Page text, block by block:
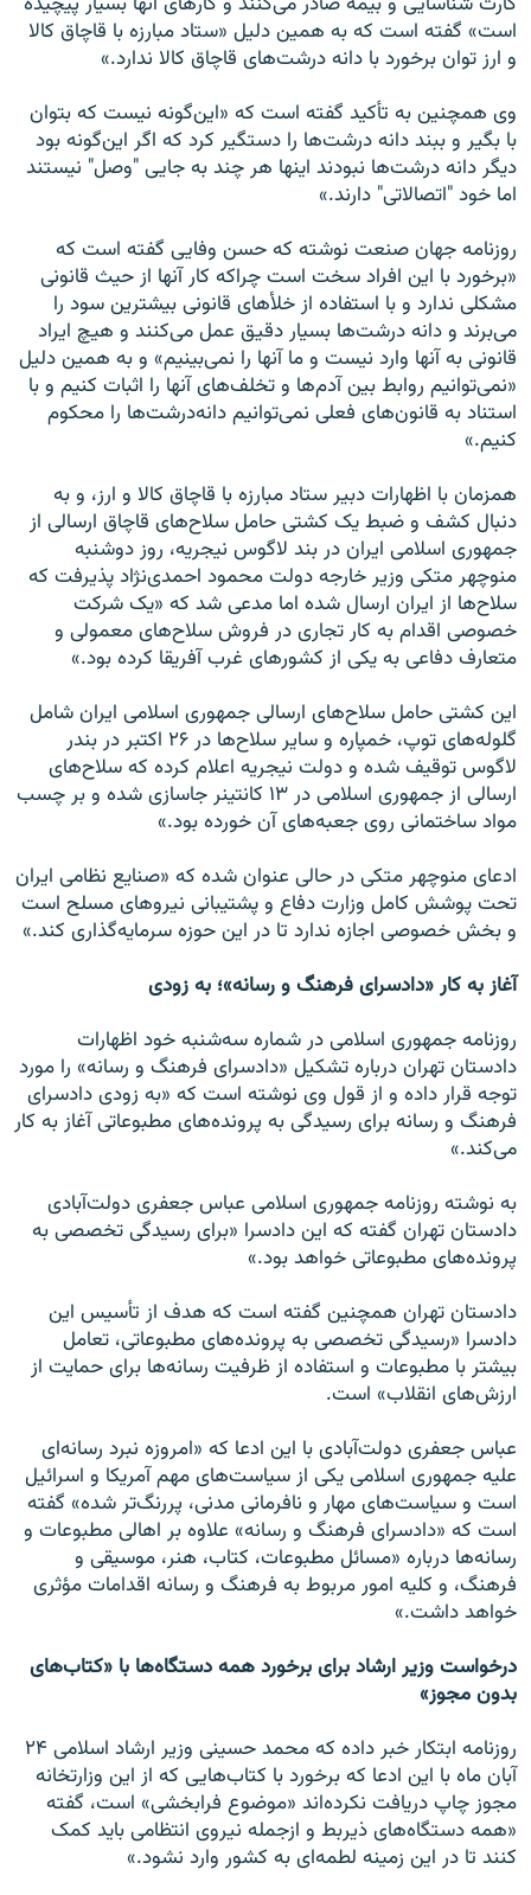
است» گفته است که به همین دلیل «ستاد مبارزه با قاچاق کالا
و ارز توان برخورد با دانه درشت‌های قاچاق کالا ندارد.»
وی همچنین به تأکید گفته است که «‌این‌گونه نیست که بتوان
با بگیر و ببند دانه درشت‌ها را دستگیر کرد که اگر این‌گونه بود
دیگر دانه درشت‌ها نبودند اینها هر چند به جایی "وصل" نیستند
اما خود "اتصالاتی" دارند.»
‌روزنامه جهان صنعت نوشته که حسن وفایی گفته است که
«برخورد با این افراد سخت است چرا‌که کار آنها از حیث قانونی
مشکلی ندارد و با استفاده از خلأ‌های قانونی بیشترین سود را
می‌برند و دانه درشت‌ها بسیار دقیق عمل می‌کنند و هیچ ایراد
قانونی به آنها وارد نیست و ما آنها را نمی‌بینیم» و به همین دلیل
«‌نمی‌توانیم روابط بین آدم‌ها و تخلف‌های آنها را اثبات کنیم و با
استناد به قانون‌های فعلی نمی‌توانیم دانه‌درشت‌ها را محکوم
کنیم.»
همزمان با اظهارات دبیر ستاد مبارزه با قاچاق کالا و ارز، و به
دنبال کشف و ضبط یک کشتی حامل سلاح‌های قاچاق ارسالی از
جمهوری اسلامی ایران در بند لاگوس نیجریه، روز دوشنبه
منوچهر متکی وزیر خارجه دولت محمود احمدی‌نژاد پذیرفت که
سلاح‌ها از ایران ارسال شده اما مدعی شد که «یک شرکت
خصوصی اقدام به کار تجاری در فروش سلاح‌های معمولی و
متعارف دفاعی به یکی از کشورهای غرب آفریقا کرده بود.»
این کشتی حامل سلاح‌های ارسالی جمهوری اسلامی ایران شامل
گلوله‌های توپ، خمپاره و سایر سلاح‌ها در ۲۶ اکتبر در بندر
لاگوس توقیف شده و دولت نیجریه اعلام کرده که سلاح‌های
ارسالی از جمهوری اسلامی در ۱۳ کانتینر جاسازی شده و بر چسب
مواد ساختمانی روی جعبه‌های آن خورده بود.»
ادعای منوچهر متکی در حالی عنوان شده که «صنایع نظامی ایران
تحت پوشش کامل وزارت دفاع و پشتیبانی نیروهای مسلح است
و بخش خصوصی اجازه ندارد تا در این حوزه سرمایه‌گذاری کند.»
آغاز به کار «دادسرای فرهنگ و رسانه»؛ به زودی
روزنامه جمهوری اسلامی در شماره سه‌شنبه خود اظهارات
دادستان تهران درباره تشکیل «دادسرای فرهنگ و رسانه» را مورد
توجه قرار داده و از قول وی نوشته است که «به زودی دادسرای
فرهنگ و رسانه برای رسیدگی به پرونده‌های مطبوعاتی آغاز به کار
می‌‌کند.»
به نوشته روزنامه جمهوری اسلامی عباس جعفری دولت‌آبادی
دادستان تهران گفته که این دادسرا «برای رسیدگی تخصصی به
پرونده‌های مطبوعاتی خواهد بود.»
دادستان تهران همچنین گفته است که هدف از تأسیس این
دادسرا «رسیدگی تخصصی به پرونده‌های مطبوعاتی، تعامل
بیشتر با مطبوعات و استفاده از ظرفیت رسانه‌ها برای حمایت از
ارزش‌های انقلاب» است.
عباس جعفری دولت‌آبادی با این ادعا که «امروزه نبرد رسانه‌ای
علیه جمهوری اسلامی یکی از سیاست‌های مهم آمریکا و اسرائیل
است و سیاست‌های مهار و نافرمانی مدنی، پررنگ‌تر شده» گفته
است که «دادسرای فرهنگ و رسانه» علاوه بر اهالی مطبوعات و
رسانه‌ها درباره «مسائل مطبوعات، کتاب، هنر، موسیقی و
فرهنگ، و کلیه امور مربوط به فرهنگ و رسانه اقدامات مؤثری
خواهد داشت.»
درخواست وزیر ارشاد برای برخورد همه دستگاه‌ها با «کتاب‌های
بدون مجوز»
روزنامه ابتکار خبر داده که محمد حسینی وزیر ارشاد اسلامی ۲۴
آبان ماه با این ادعا که برخورد با کتاب‌هایی که از این وزارتخانه
مجوز چاپ دریافت نکرده‌اند «موضوع فرابخشی» است، گفته
«همه دستگاه‌های ذیربط و ازجمله نیروی انتظامی باید کمک
کنند تا در این زمینه لطمه‌ای به کشور وارد نشود.»